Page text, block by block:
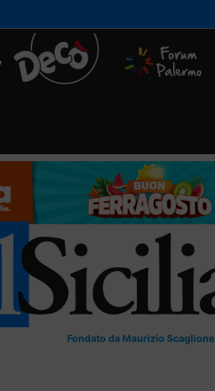
Fondato da Maurizio Scaglione